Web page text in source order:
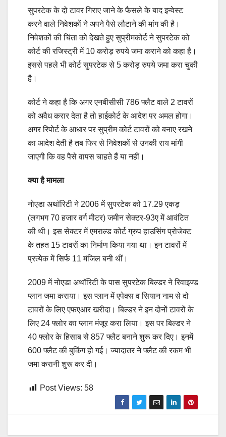
सुपरटेक के दो टावर गिराए जाने के फैसले के बाद इन्वेस्ट
करने वाले निवेशकों ने अपने पैसे लौटाने की मांग की है।
निवेशकों की चिंता को देखते हुए सुप्रीमकोर्ट ने सुपरटेक को
कोर्ट की रजिस्ट्री में 10 करोड़ रुपये जमा कराने को कहा है।
इससे पहले भी कोर्ट सुपरटेक से 5 करोड़ रुपये जमा करा चुकी
है।
कोर्ट ने कहा है कि अगर एनबीसीसी 786 फ्लैट वाले 2 टावरों
को अवैध करार देता है तो हाईकोर्ट के आदेश पर अमल होगा।
अगर रिपोर्ट के आधार पर सुप्रीम कोर्ट टावरों को बनाए रखने
का आदेश देती है तब फिर से निवेशकों से उनकी राय मांगी
जाएगी कि वह पैसे वापस चाहते हैं या नहीं।
क्या है मामला
नोएडा अथॉरिटी ने 2006 में सुपरटेक को 17.29 एकड़
(लगभग 70 हजार वर्ग मीटर) जमीन सेक्टर-93ए में आवंटित
की थी। इस सेक्टर में एमराल्ड कोर्ट ग्रुप हाउसिंग प्रोजेक्ट
के तहत 15 टावरों का निर्माण किया गया था। इन टावरों में
प्रत्येक में सिर्फ 11 मंजिल बनी थीं।
2009 में नोएडा अथॉरिटी के पास सुपरटेक बिल्डर ने रिवाइज्ड
प्लान जमा कराया। इस प्लान में एपेक्स व सियान नाम से दो
टावरों के लिए एफएआर खरीदा। बिल्डर ने इन दोनों टावरों के
लिए 24 फ्लोर का प्लान मंजूर करा लिया। इस पर बिल्डर ने
40 फ्लोर के हिसाब से 857 फ्लैट बनाने शुरू कर दिए। इनमें
600 फ्लैट की बुकिंग हो गई। ज्यादातर ने फ्लैट की रकम भी
जमा करानी शुरू कर दी।
Post Views: 58